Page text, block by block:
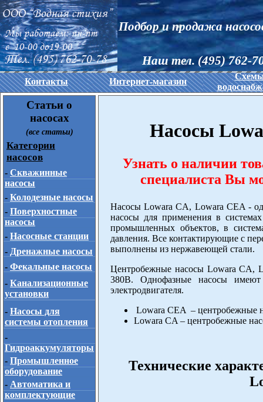
Подбор и продажа
Наш тел. (495) 762-
Контакты Интернет-магазин
Статьи о
насосах
(все статьи)
Категории
насосов
- Скважинные
насосы
- Колодезные насосы
- Поверхностные
насосы
- Насосные станции
- Дренажные насосы
- Фекальные насосы
- Канализационные
установки
- Насосы для
системы отопления
-
Гидроаккумуляторы
- Промышленное
оборудование
- Автоматика и
комплектующие
Насосы
Узнать о наличии
специалиста Вы
Насосы Lowara CA, Lowara CEA -
насосы для применения в
промышленных объектов, в
давления. Все контактирующие с
выполнены из нержавеющей стали.
Центробежные насосы Lowara CA,
380В. Однофазные насосы имеют
электродвигателя.
Lowara CEA – центробежные
Lowara CA – центробежные
Технические